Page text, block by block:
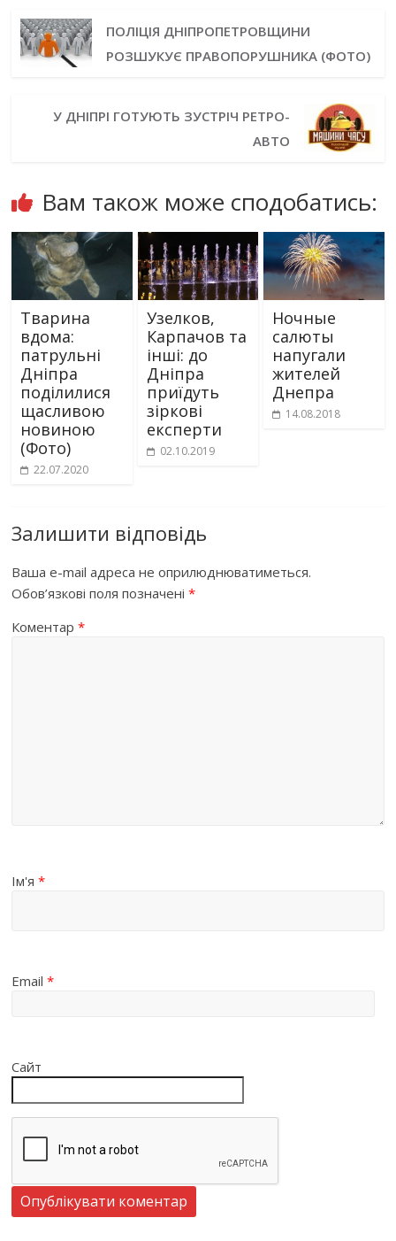
ПОЛІЦІЯ ДНІПРОПЕТРОВЩИНИ
РОЗШУКУЄ ПРАВОПОРУШНИКА (ФОТО)
У ДНІПРІ ГОТУЮТЬ ЗУСТРІЧ РЕТРО-
АВТО
Вам також може сподобатись:
Тварина
вдома:
патрульні
Дніпра
поділилися
щасливою
новиною
(Фото)
22.07.2020
Узелков,
Карпачов та
інші: до
Дніпра
приїдуть
зіркові
експерти
02.10.2019
Ночные
салюты
напугали
жителей
Днепра
14.08.2018
Залишити відповідь
Ваша e-mail адреса не оприлюднюватиметься.
Обов’язкові поля позначені*
Коментар*
Ім'я*
Email*
Сайт